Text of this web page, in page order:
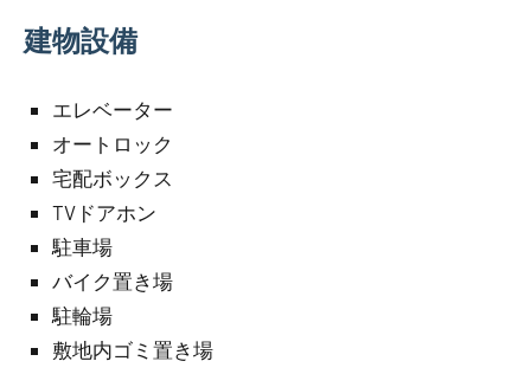
建物設備
エレベーター
オートロック
宅配ボックス
TVドアホン
駐車場
バイク置き場
駐輪場
敷地内ゴミ置き場